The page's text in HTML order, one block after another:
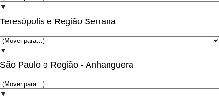
▼
Teresópolis e Região Serrana
▼
São Paulo e Região - Anhanguera
▼